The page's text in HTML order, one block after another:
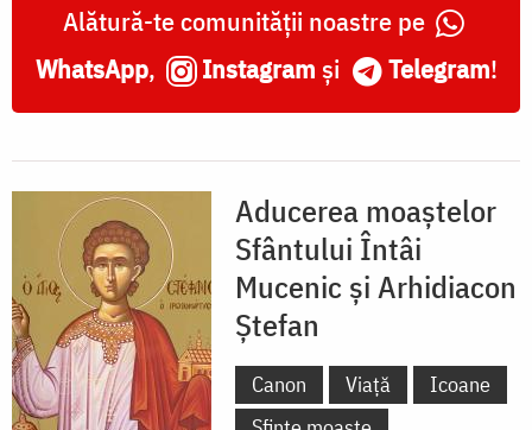
Alătură-te comunității noastre pe
WhatsApp, Instagram și Telegram!
Aducerea moaștelor
Sfântului Întâi
Mucenic și Arhidiacon
Ștefan
Canon Viață
Icoane